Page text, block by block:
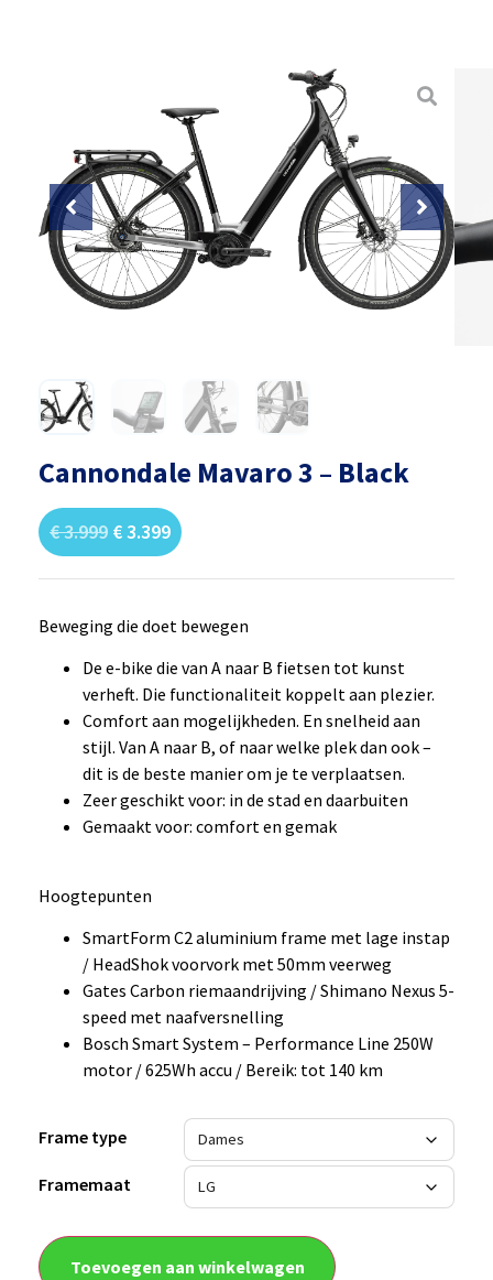
Cannondale Mavaro 3 – Black
€3.999 €3.399
Beweging die doet bewegen
De e-bike die van A naar B fietsen tot kunst
verheft. Die functionaliteit koppelt aan plezier.
Comfort aan mogelijkheden. En snelheid aan
stijl. Van A naar B, of naar welke plek dan ook –
dit is de beste manier om je te verplaatsen.
Zeer geschikt voor: in de stad en daarbuiten
Gemaakt voor: comfort en gemak
Hoogtepunten
SmartForm C2 aluminium frame met lage instap
/ HeadShok voorvork met 50mm veerweg
Gates Carbon riemaandrijving / Shimano Nexus 5-
speed met naafversnelling
Bosch Smart System – Performance Line 250W
motor / 625Wh accu / Bereik: tot 140 km
Frame type
Framemaat
Toevoegen aan winkelwagen